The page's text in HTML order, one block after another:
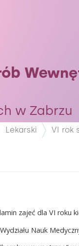
w Zabrzu
Lekarski VI rok
zajeć dla VI roku
Wydziału Nauk